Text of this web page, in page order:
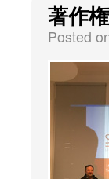
著作
Posted